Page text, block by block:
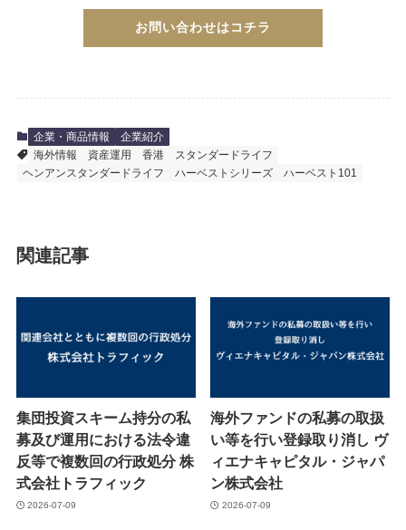
お問い合わせはコチラ
企業・商品情報
企業紹介
海外情報
資産運用 香港
スタンダードライフ
ヘンアンスタンダードライフ
ハーベストシリーズ ハーベスト101
関連記事
集団投資スキーム持分の私
募及び運用における法令違
反等で複数回の行政処分 株
式会社トラフィック
2026-07-09
海外ファンドの私募の取扱
い等を行い登録取り消し ヴ
ィエナキャピタル・ジャパ
ン株式会社
2026-07-09